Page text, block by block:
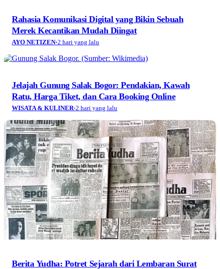
Rahasia Komunikasi Digital yang Bikin Sebuah
Merek Kecantikan Mudah Diingat
AYO NETIZEN·2 hari yang lalu
Jelajah Gunung Salak Bogor: Pendakian, Kawah
Ratu, Harga Tiket, dan Cara Booking Online
WISATA & KULINER·2 hari yang lalu
Berita Yudha: Potret Sejarah dari Lembaran Surat